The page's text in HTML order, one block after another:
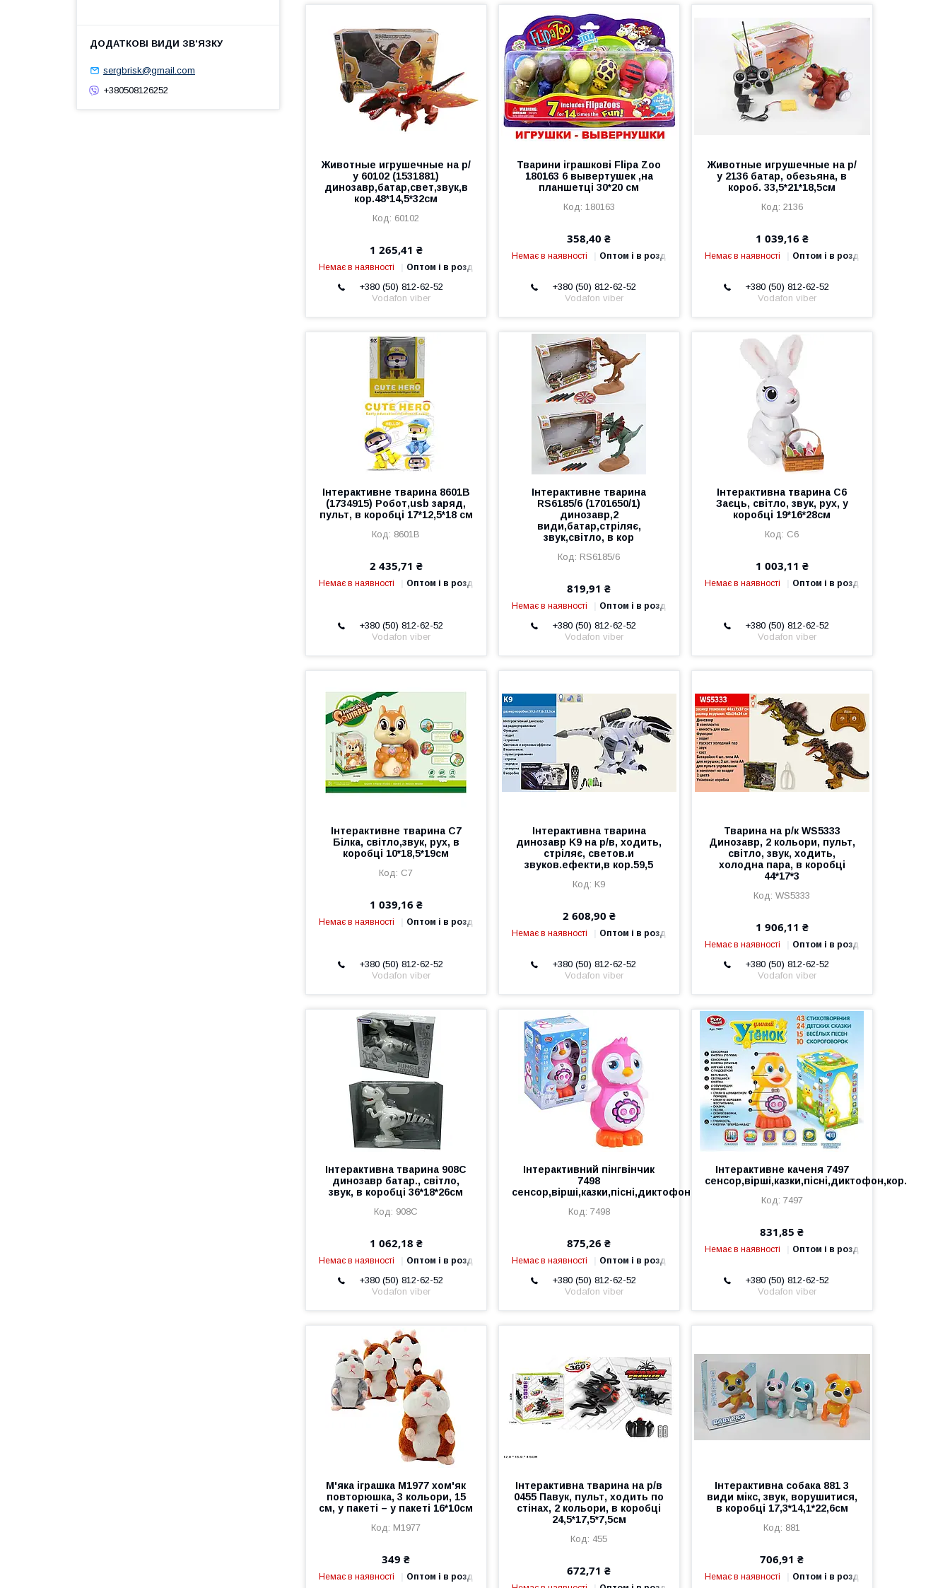
Животные игрушечные на р/
у 60102 (1531881)
динозавр,батар,свет,звук,в
кор.48*14,5*32см
60102
1 265,41 ₴
Немає в наявності Оптом і в роздріб
+380 (50) 812-62-52
Vodafon viber
Тварини іграшкові Flipa Zoo
180163 6 вывертушек ,на
планшетці 30*20 см
180163
358,40 ₴
Немає в наявності Оптом і в роздріб
+380 (50) 812-62-52
Vodafon viber
Животные игрушечные на р/
у 2136 батар, обезьяна, в
короб. 33,5*21*18,5см
2136
1 039,16 ₴
Немає в наявності Оптом і в роздріб
+380 (50) 812-62-52
Vodafon viber
Інтерактивне тварина 8601B
(1734915) Робот,usb заряд,
пульт, в коробці 17*12,5*18 см
8601B
2 435,71 ₴
Немає в наявності Оптом і в роздріб
+380 (50) 812-62-52
Vodafon viber
Інтерактивне тварина
RS6185/6 (1701650/1)
динозавр,2
види,батар,стріляє,
звук,світло, в кор
RS6185/6
819,91 ₴
Немає в наявності Оптом і в роздріб
+380 (50) 812-62-52
Vodafon viber
Інтерактивна тварина C6
Заєць, світло, звук, рух, у
коробці 19*16*28см
C6
1 003,11 ₴
Немає в наявності Оптом і в роздріб
+380 (50) 812-62-52
Vodafon viber
Інтерактивне тварина C7
Білка, світло,звук, рух, в
коробці 10*18,5*19см
C7
1 039,16 ₴
Немає в наявності Оптом і в роздріб
+380 (50) 812-62-52
Vodafon viber
Інтерактивна тварина
динозавр K9 на р/в, ходить,
стріляє, светов.и
звуков.ефекти,в кор.59,5
K9
2 608,90 ₴
Немає в наявності Оптом і в роздріб
+380 (50) 812-62-52
Vodafon viber
Тварина на р/к WS5333
Динозавр, 2 кольори, пульт,
світло, звук, ходить,
холодна пара, в коробці
44*17*3
WS5333
1 906,11 ₴
Немає в наявності Оптом і в роздріб
+380 (50) 812-62-52
Vodafon viber
Інтерактивна тварина 908C
динозавр батар., світло,
звук, в коробці 36*18*26см
908C
1 062,18 ₴
Немає в наявності Оптом і в роздріб
+380 (50) 812-62-52
Vodafon viber
Інтерактивний пінгвінчик
7498
сенсор,вірші,казки,пісні,диктофон,кор.
7498
875,26 ₴
Немає в наявності Оптом і в роздріб
+380 (50) 812-62-52
Vodafon viber
Інтерактивне каченя 7497
сенсор,вірші,казки,пісні,диктофон,кор.
7497
831,85 ₴
Немає в наявності Оптом і в роздріб
+380 (50) 812-62-52
Vodafon viber
М'яка іграшка M1977 хом'як
повторюшка, 3 кольори, 15
см, у пакеті – у пакеті 16*10см
M1977
349 ₴
Немає в наявності Оптом і в роздріб
Інтерактивна тварина на р/в
0455 Павук, пульт, ходить по
стінах, 2 кольори, в коробці
24,5*17,5*7,5см
455
672,71 ₴
Інтерактивна собака 881 3
види мікс, звук, ворушитися,
в коробці 17,3*14,1*22,6см
881
706,91 ₴
Немає в наявності Оптом і в роздріб
sergbrisk@gmail.com
+380508126252